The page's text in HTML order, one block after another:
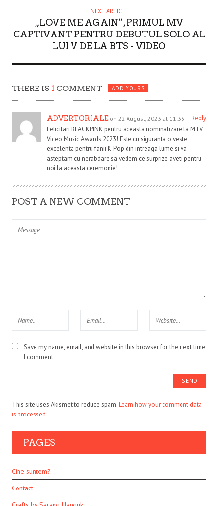
NEXT ARTICLE
„LOVE ME AGAIN”, PRIMUL MV
CAPTIVANT PENTRU DEBUTUL SOLO AL
LUI V DE LA BTS - VIDEO
THERE IS 1 COMMENT ADD YOURS
ADVERTORIALE on 22 August, 2023 at 11:33
Reply
Felicitari BLACKPINK pentru aceasta nominalizare la MTV
Video Music Awards 2023! Este cu siguranta o veste
excelenta pentru fanii K-Pop din intreaga lume si va
asteptam cu nerabdare sa vedem ce surprize aveti pentru
noi la aceasta ceremonie!
POST A NEW COMMENT
Save my name, email, and website in this browser for the next time
I comment.
This site uses Akismet to reduce spam.Learn how your comment data
is processed.
PAGES
Cine suntem?
Contact